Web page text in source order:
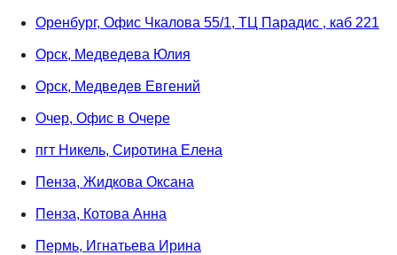
Оренбург, Офис Чкалова 55/1, ТЦ Парадис , каб 221
Орск, Медведева Юлия
Орск, Медведев Евгений
Очер, Офис в Очере
пгт Никель, Сиротина Елена
Пенза, Жидкова Оксана
Пенза, Котова Анна
Пермь, Игнатьева Ирина